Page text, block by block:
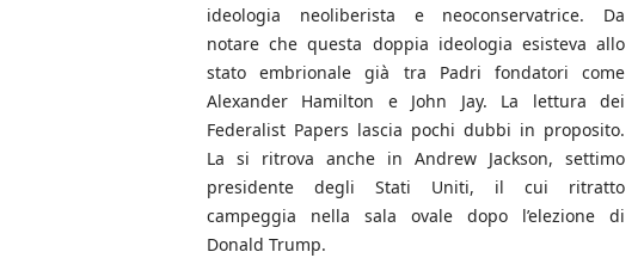
ideologia neoliberista e neoconservatrice. Da
notare che questa doppia ideologia esisteva allo
stato embrionale già tra Padri fondatori come
Alexander Hamilton e John Jay. La lettura dei
Federalist Papers lascia pochi dubbi in proposito.
La si ritrova anche in Andrew Jackson, settimo
presidente degli Stati Uniti, il cui ritratto
campeggia nella sala ovale dopo l’elezione di
Donald Trump.